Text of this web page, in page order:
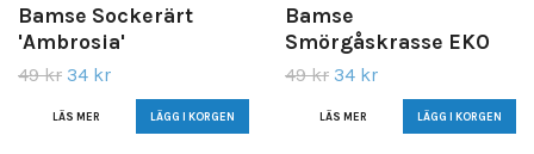
Bamse Sockerärt
'Ambrosia'
49 kr 34 kr
LÄS MER
Bamse
Smörgåskrasse EKO
49 kr 34 kr
LÄS MER